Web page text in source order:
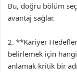
Bu, doğru bölüm
avantaj sağlar.
2. **Kariyer
belirlemek için
anlamak kritik bir